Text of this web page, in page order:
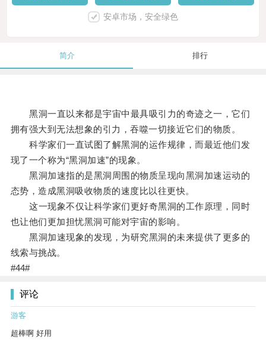
安卓市场，安全绿色
简介 排行
黑洞一直以来都是宇宙中最具吸引力的奇迹之一，它们
拥有强大到无法想象的引力，吞噬一切接近它们的物质。
科学家们一直试图了解黑洞的运作规律，而最近他们发
现了一个称为“黑洞加速”的现象。
黑洞加速指的是黑洞周围的物质呈现向黑洞加速运动的
态势，造成黑洞吸收物质的速度比以往更快。
这一现象不仅让科学家们更好奇黑洞的工作原理，同时
也让他们更加担忧黑洞可能对宇宙的影响。
黑洞加速现象的发现，为研究黑洞的未来提供了更多的
线索与挑战。
#44#
评论
游客
超棒啊 好用